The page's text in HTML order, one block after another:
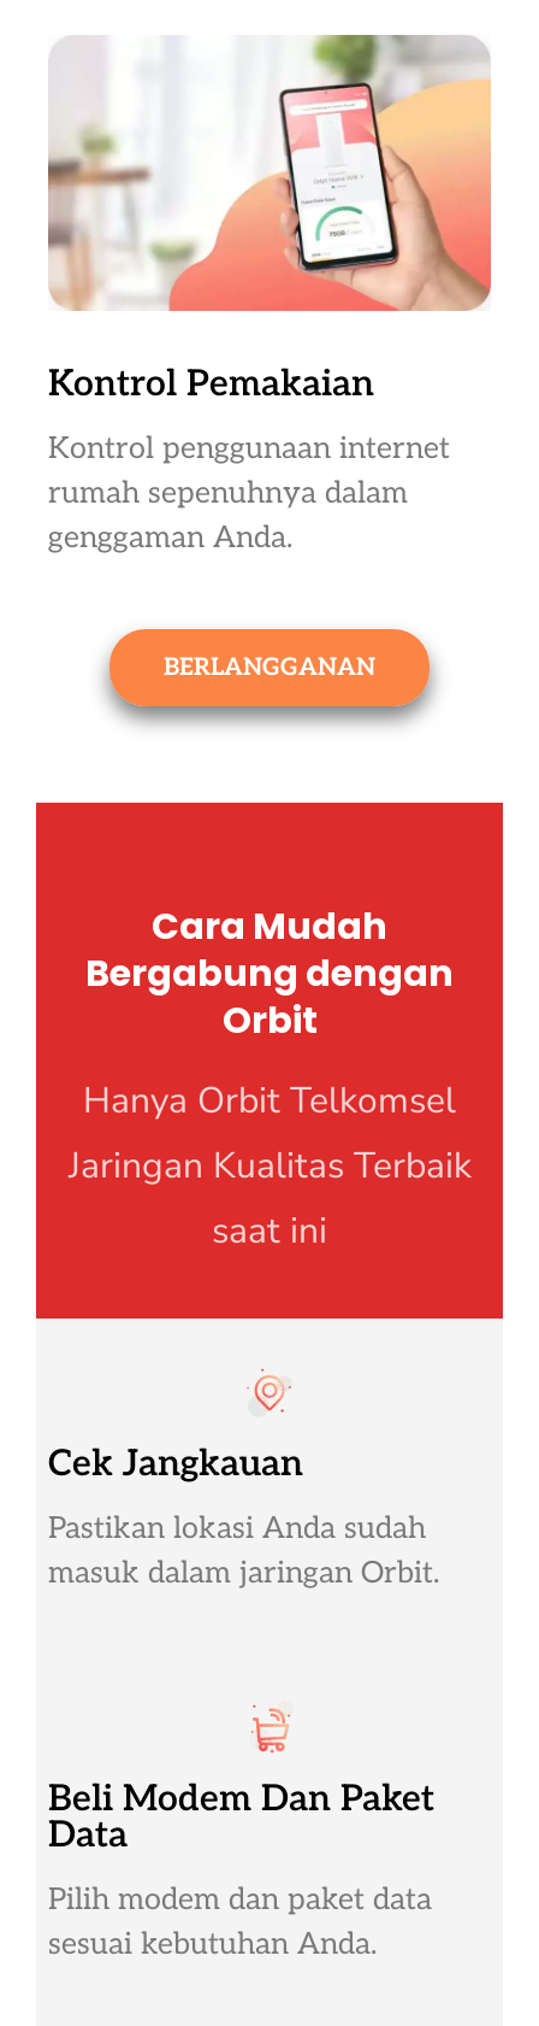
Kontrol Pemakaian
Kontrol penggunaan internet
rumah sepenuhnya dalam
genggaman Anda.
BERLANGGANAN
Cara Mudah
Bergabung dengan
Orbit
Hanya Orbit Telkomsel
Jaringan Kualitas Terbaik
saat ini
Cek Jangkauan
Pastikan lokasi Anda sudah
masuk dalam jaringan Orbit.
Beli Modem Dan Paket
Data
Pilih modem dan paket data
sesuai kebutuhan Anda.